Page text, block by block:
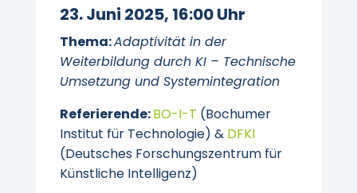
23. Juni 2025, 16:00 Uhr
Thema:Adaptivität in der
Weiterbildung durch KI – Technische
Umsetzung und Systemintegration
Referierende:BO-I-T (Bochumer
Institut für Technologie) & DFKI
(Deutsches Forschungszentrum für
Künstliche Intelligenz)